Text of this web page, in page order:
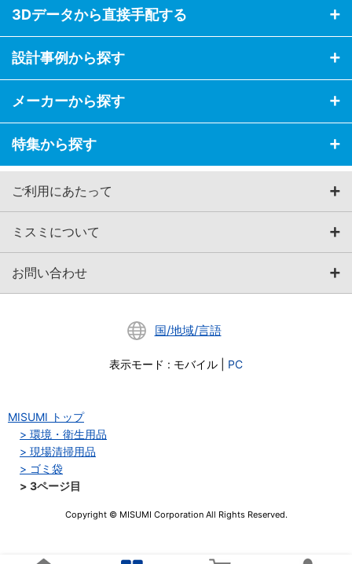
3Dデータから直接手配する
設計事例から探す
メーカーから探す
特集から探す
ご利用にあたって
ミスミについて
お問い合わせ
国/地域/言語
表示モード : モバイル PC
MISUMI トップ
環境・衛生用品
現場清掃用品
ゴミ袋
3ページ目
Copyright © MISUMI Corporation All Rights Reserved.